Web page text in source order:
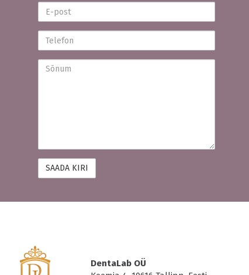
E-
post
Telefon
Sõnum
DentaLab OÜ